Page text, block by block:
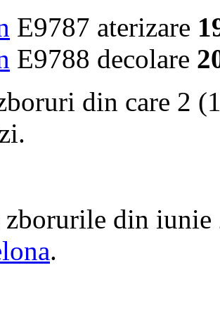
E9787 aterizare
E9788 decolare
din care 2
zborurile din
.